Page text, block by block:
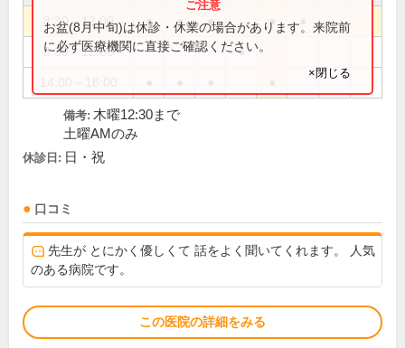
8:30～12:00 ● ● ● ●
8:30～12:30 ●
お盆(8月中旬)は休診・休業の場合があります。来院前
に必ず医療機関に直接ご確認ください。
×閉じる
備考: 木曜12:30まで
土曜AMのみ
休診日: 日・祝
口コミ
先生が とにかく優しくて 話をよく聞いてくれます。 人気
のある病院です。
この医院の詳細をみる